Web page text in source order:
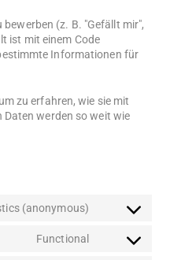
(z. B. "Gefällt mir",
ist mit einem Code
Informationen für
zu erfahren, wie sie mit
Daten werden so weit wie
(anonymous)
Functional